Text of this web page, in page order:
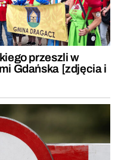
przeszli w
Gdańska [zdjęcia i